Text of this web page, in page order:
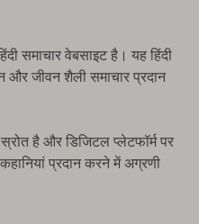
समाचार वेबसाइट है। यह हिंदी
और जीवन शैली समाचार प्रदान
है और डिजिटल प्लेटफॉर्म पर
कहानियां प्रदान करने में अग्रणी